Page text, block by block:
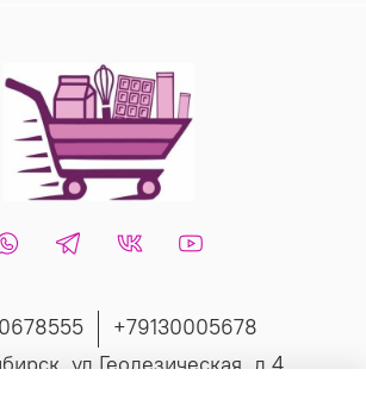
+79130005678
ул Геодезическая, д 4